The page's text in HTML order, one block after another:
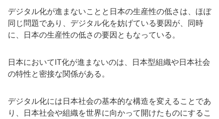
デジタル化が進まないことと日本の生産性の低さは、ほぼ
同じ問題であり、デジタル化を妨げている要因が、同時
に、日本の生産性の低さの要因ともなっている。
日本においてIT化が進まないのは、日本型組織や日本社会
の特性と密接な関係がある。
デジタル化には日本社会の基本的な構造を変えることであ
り、日本社会や組織を世界に向かって開けたものにするこ